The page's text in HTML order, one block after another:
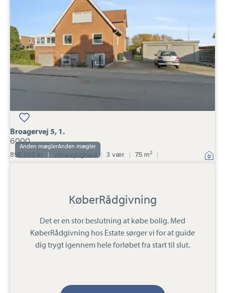
Anden mægler
Broagervej 5, 1.
6000
895.000 kr. | Villalejlighed | 3 vær. | 75 m2 |
KøberRådgivning
Det er en stor beslutning at købe bolig. Med
KøberRådgivning hos Estate sørger vi for at guide
dig trygt igennem hele forløbet fra start til slut.